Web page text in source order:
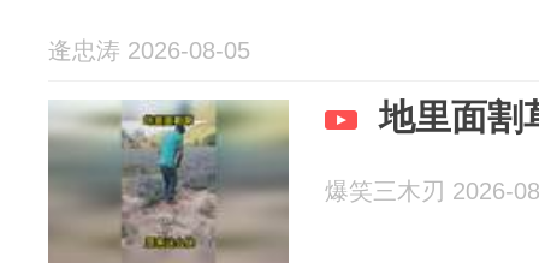
逄忠涛 2026-08-05
地里面割
爆笑三木刃 2026-